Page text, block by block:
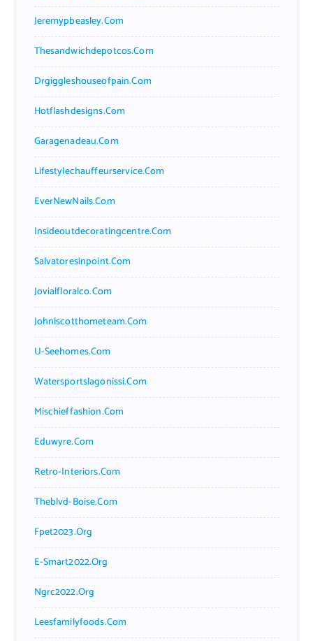
Jeremypbeasley.com
Thesandwichdepotcos.com
Drgiggleshouseofpain.com
Hotflashdesigns.com
Garagenadeau.com
Lifestylechauffeurservice.com
EverNewNails.com
Insideoutdecoratingcentre.com
Salvatoresinpoint.com
Jovialfloralco.com
Johnlscotthometeam.com
U-Seehomes.com
Watersportslagonissi.com
Mischieffashion.com
Eduwyre.com
Retro-Interiors.com
Theblvd-Boise.com
Fpet2023.org
E-Smart2022.org
Ngrc2022.org
Leesfamilyfoods.com